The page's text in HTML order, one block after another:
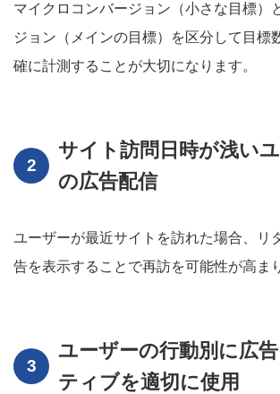
マイクロコンバージョン（小さな目標）
ジョン（メインの目標）を区分して目標
確に計測することが大切になります。
サイト訪問日時が浅い
の広告配信
ユーザーが最近サイトを訪れた場合、リ
告を表示することで再訪を可能性が高ま
ユーザーの行動別に広
ティブを適切に使用